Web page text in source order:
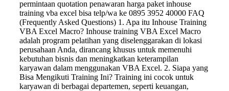
permintaan quotation penawaran harga paket inhouse
training vba excel bisa telp/wa ke 0895 3952 40000 FAQ
(Frequently Asked Questions) 1. Apa itu Inhouse Training
VBA Excel Macro? Inhouse training VBA Excel Macro
adalah program pelatihan yang diselenggarakan di lokasi
perusahaan Anda, dirancang khusus untuk memenuhi
kebutuhan bisnis dan meningkatkan keterampilan
karyawan dalam menggunakan VBA Excel. 2. Siapa yang
Bisa Mengikuti Training Ini? Training ini cocok untuk
karyawan di berbagai departemen, seperti keuangan,